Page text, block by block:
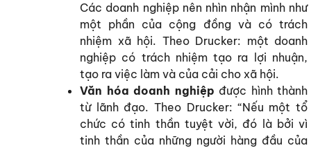
Các doanh nghiệp nên nhìn nhận mình như
một phần của cộng đồng và có trách
nhiệm xã hội. Theo Drucker: một doanh
nghiệp có trách nhiệm tạo ra lợi nhuận,
tạo ra việc làm và của cải cho xã hội.
Văn hóa doanh nghiệp được hình thành
từ lãnh đạo. Theo Drucker: “Nếu một tổ
chức có tinh thần tuyệt vời, đó là bởi vì
tinh thần của những người hàng đầu của